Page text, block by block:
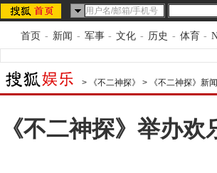
首页 - 新闻 - 军事 - 文化 - 历史 - 体育 -
> 《不二神探》 > 《不二神探》新闻
《不二神探》举办